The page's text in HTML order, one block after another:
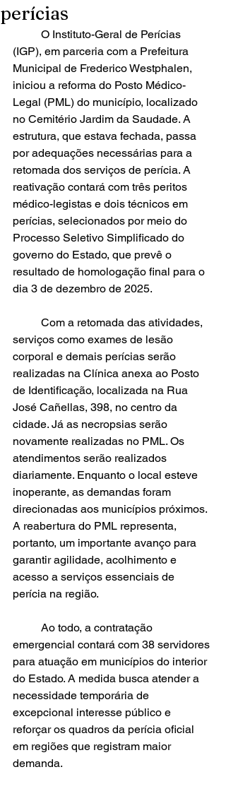
perícias
(IGP), em parceria com a Prefeitura
Municipal de Frederico Westphalen,
iniciou a reforma do Posto Médico-
Legal (PML) do município, localizado
no Cemitério Jardim da Saudade. A
estrutura, que estava fechada, passa
por adequações necessárias para a
retomada dos serviços de perícia. A
reativação contará com três peritos
médico-legistas e dois técnicos em
perícias, selecionados por meio do
Processo Seletivo Simplificado do
governo do Estado, que prevê o
resultado de homologação final para o
dia 3 de dezembro de 2025.
serviços como exames de lesão
corporal e demais perícias serão
realizadas na Clínica anexa ao Posto
de Identificação, localizada na Rua
José Cañellas, 398, no centro da
cidade. Já as necropsias serão
novamente realizadas no PML. Os
atendimentos serão realizados
diariamente. Enquanto o local esteve
inoperante, as demandas foram
direcionadas aos municípios próximos.
A reabertura do PML representa,
portanto, um importante avanço para
garantir agilidade, acolhimento e
acesso a serviços essenciais de
perícia na região.
emergencial contará com 38 servidores
para atuação em municípios do interior
do Estado. A medida busca atender a
necessidade temporária de
excepcional interesse público e
reforçar os quadros da perícia oficial
em regiões que registram maior
demanda.